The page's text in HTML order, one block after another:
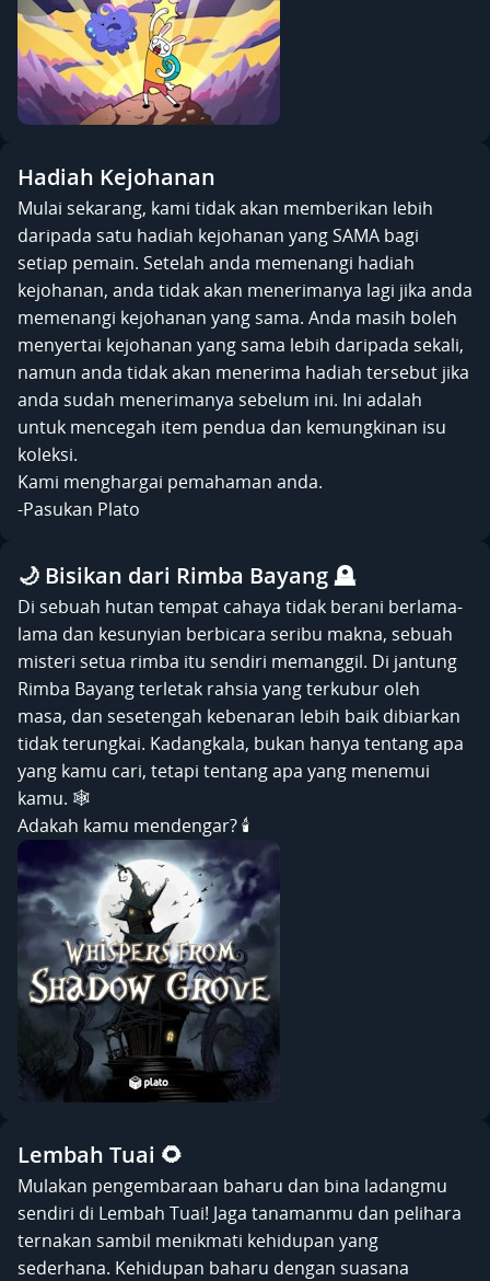
Hadiah Kejohanan
Mulai sekarang, kami tidak akan memberikan lebih
daripada satu hadiah kejohanan yang SAMA bagi
setiap pemain. Setelah anda memenangi hadiah
kejohanan, anda tidak akan menerimanya lagi jika anda
memenangi kejohanan yang sama. Anda masih boleh
menyertai kejohanan yang sama lebih daripada sekali,
namun anda tidak akan menerima hadiah tersebut jika
anda sudah menerimanya sebelum ini. Ini adalah
untuk mencegah item pendua dan kemungkinan isu
koleksi.
Kami menghargai pemahaman anda.
-Pasukan Plato
🌙 Bisikan dari Rimba Bayang 🪦
Di sebuah hutan tempat cahaya tidak berani berlama-
lama dan kesunyian berbicara seribu makna, sebuah
misteri setua rimba itu sendiri memanggil. Di jantung
Rimba Bayang terletak rahsia yang terkubur oleh
masa, dan sesetengah kebenaran lebih baik dibiarkan
tidak terungkai. Kadangkala, bukan hanya tentang apa
yang kamu cari, tetapi tentang apa yang menemui
kamu. 🕸️
Adakah kamu mendengar? 🕯️
Lembah Tuai 🌻
Mulakan pengembaraan baharu dan bina ladangmu
sendiri di Lembah Tuai! Jaga tanamanmu dan pelihara
ternakan sambil menikmati kehidupan yang
sederhana. Kehidupan baharu dengan suasana